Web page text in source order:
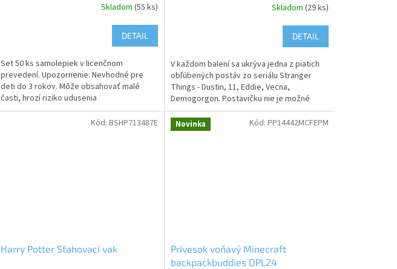
Skladom (55 ks)
DETAIL
Set 50 ks samolepiek v licenčnom
prevedení. Upozornenie: Nevhodné pre
deti do 3 rokov. Môže obsahovať malé
časti, hrozí riziko udusenia
Skladom (29 ks)
DETAIL
V každom balení sa ukrýva jedna z piatich
obľúbených postáv zo seriálu Stranger
Things - Dustin, 11, Eddie, Vecna,
Demogorgon. Postavičku nie je možné
vybrať si, keďže produkt...
Harry Potter Sťahovací vak
Kód: BSHP713487E Novinka
Prívesok voňavý Minecraft
backpackbuddies DPL24
Kód: PP14442MCFEPM